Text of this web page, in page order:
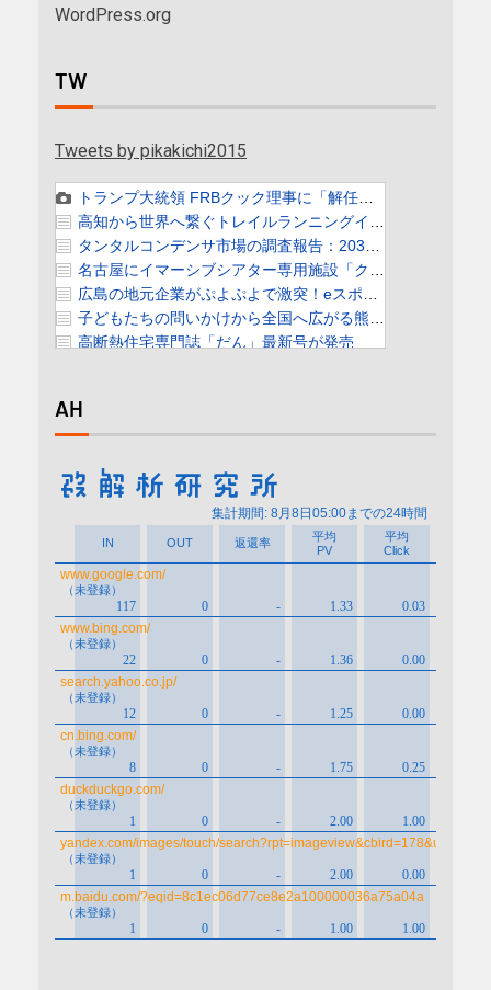
WordPress.org
TW
Tweets by pikakichi2015
AH